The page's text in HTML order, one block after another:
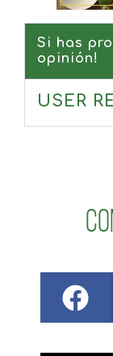
Si has
opinión!
USER